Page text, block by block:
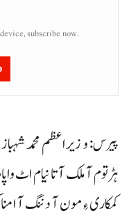
subscribe now.
پیرس: و زیراعظم محمد
ہڑتوم آ ملک آتا نیام اٹ
کمکاری ءِ مون آ دننگ آ